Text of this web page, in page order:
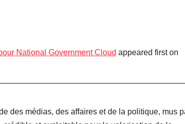
National Government Cloud appeared first on
des médias, des affaires et de la politique, mus